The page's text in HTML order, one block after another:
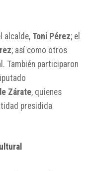
alcalde, Toni Pérez; el
; así como otros
También participaron
Zárate, quienes
presidida